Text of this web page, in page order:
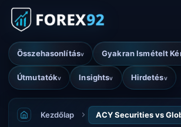
Összehasonlításv Gyakran Ismételt
Útmutatókv Insightsv Hirdetésv
Kezdőlap ACY Securities vs